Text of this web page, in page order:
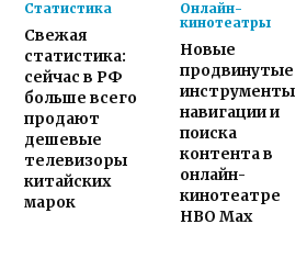
Статистика
Свежая
статистика:
сейчас в РФ
больше всего
продают
дешевые
телевизоры
китайских
марок
Онлайн-
кинотеатры
Новые
продвинутые
инструменты
навигации и
поиска
контента в
онлайн-
кинотеатре
HBO Max